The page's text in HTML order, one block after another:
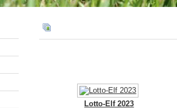
Lotto-Elf 2023